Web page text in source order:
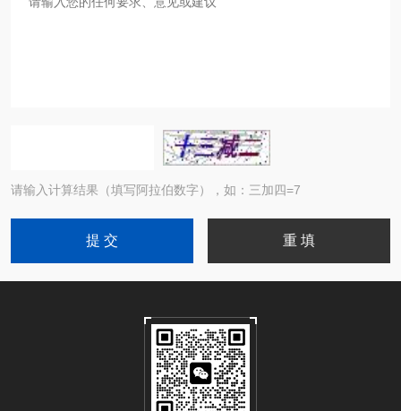
请输入计算结果（填写阿拉伯数字），如：三加四=7